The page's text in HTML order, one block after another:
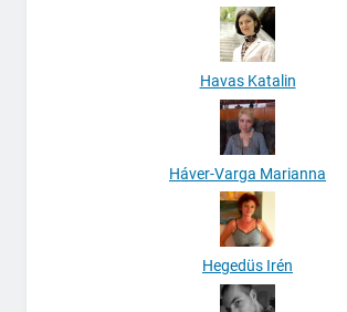
Havas Katalin
Háver-Varga Marianna
Hegedüs Irén